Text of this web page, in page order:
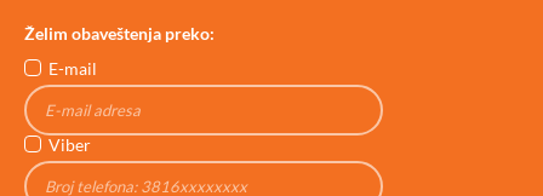
Želim obaveštenja preko:
E-mail
Viber